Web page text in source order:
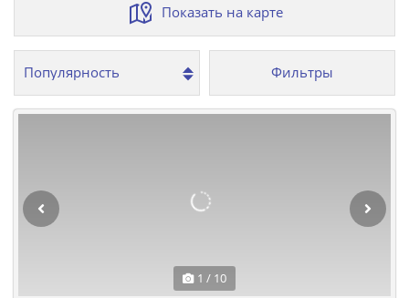
Показать на карте
Фильтры
1 / 10